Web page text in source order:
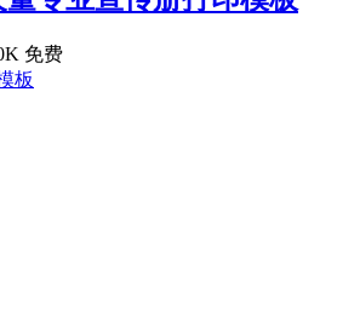
免费